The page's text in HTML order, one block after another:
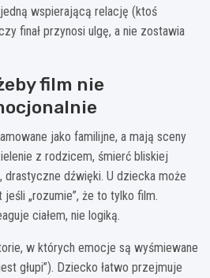
wspierającą relację (ktoś
finał przynosi ulgę, a nie zostawia
film nie
jako familijne, a mają sceny
z rodzicem, śmierć bliskiej
drastyczne dźwięki. U dziecka może
„rozumie”, że to tylko film.
ciałem, nie logiką.
w których emocje są wyśmiewane
głupi”). Dziecko łatwo przejmuje